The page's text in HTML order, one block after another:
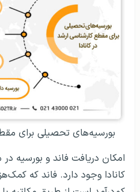
بورسیه‌های تحصیلی برای
امکان دریافت فاند و بورسیه
کانادا وجود دارد. فاند که